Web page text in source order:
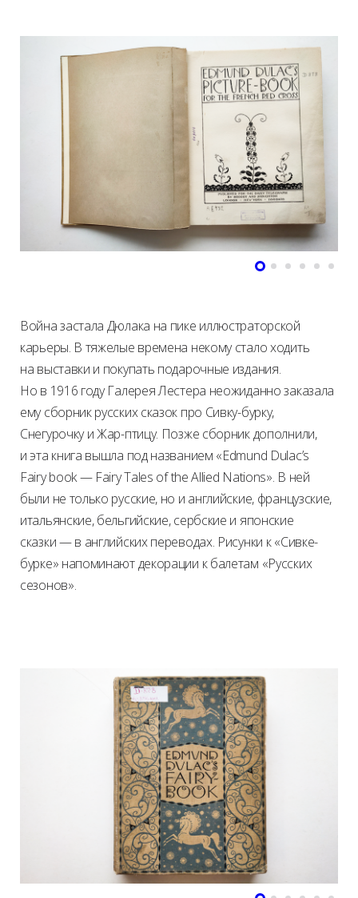
Война застала Дюлака на пике иллюстраторской
карьеры. В тяжелые времена некому стало ходить
на выставки и покупать подарочные издания.
Но в 1916 году Галерея Лестера неожиданно заказала
ему сборник русских сказок про Сивку-бурку,
Снегурочку и Жар-птицу. Позже сборник дополнили,
и эта книга вышла под названием «Edmund Dulac’s
Fairy book — Fairy Tales of the Allied Nations». В ней
были не только русские, но и английские, французские,
итальянские, бельгийские, сербские и японские
сказки — в английских переводах. Рисунки к «Сивке-
бурке» напоминают декорации к балетам «Русских
сезонов».